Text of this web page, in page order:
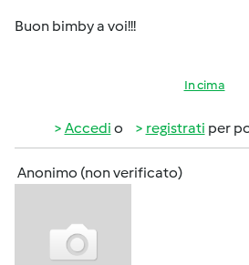
Buon bimby a voi!!!
In cima
Accedi o registrati per
Anonimo (non verificato)